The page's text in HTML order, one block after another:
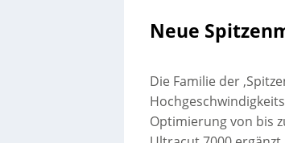
Neue
Die Familie der
Optimierung von bis